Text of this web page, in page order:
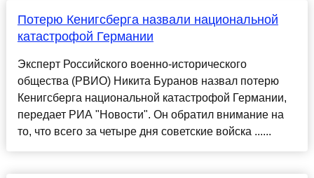
Потерю Кенигсберга назвали национальной
катастрофой Германии
Эксперт Российского военно-исторического
общества (РВИО) Никита Буранов назвал потерю
Кенигсберга национальной катастрофой Германии,
передает РИА "Новости". Он обратил внимание на
то, что всего за четыре дня советские войска ......